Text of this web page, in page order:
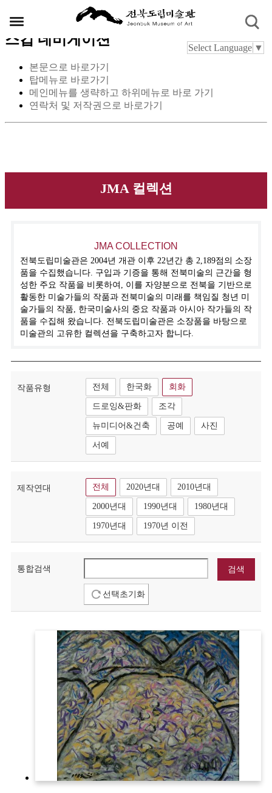
스킵 네비게이션
본문으로 바로가기
탑메뉴로 바로가기
메인메뉴를 생략하고 하위메뉴로 바로 가기
연락처 및 저작권으로 바로가기
Select Language ▼
JMA 컬렉션
JMA COLLECTION
전북도립미술관은 2004년 개관 이후 22년간 총 2,189점의 소장
품을 수집했습니다. 구입과 기증을 통해 전북미술의 근간을 형
성한 주요 작품을 비롯하여, 이를 자양분으로 전북을 기반으로
활동한 미술가들의 작품과 전북미술의 미래를 책임질 청년 미
술가들의 작품, 한국미술사의 중요 작품과 아시아 작가들의 작
품을 수집해 왔습니다. 전북도립미술관은 소장품을 바탕으로
미술관의 고유한 컬렉션을 구축하고자 합니다.
작품유형 전체 한국화 회화
드로잉&판화 조각
뉴미디어&건축 공예 사진
서예
제작연대 전체 2020년대 2010년대
2000년대 1990년대 1980년대
1970년대 1970년 이전
통합검색
선택초기화